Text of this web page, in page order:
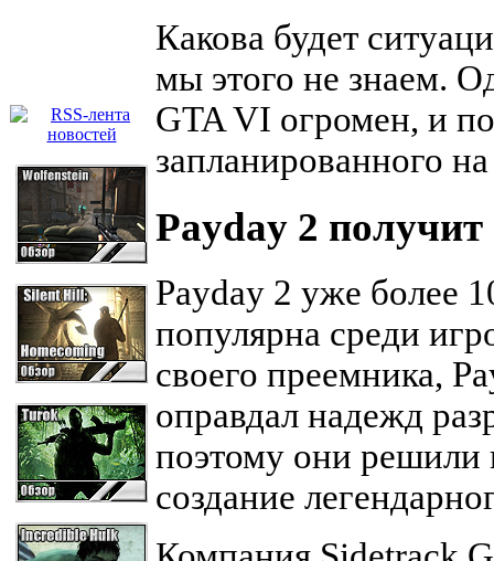
Какова будет
мы этого не знаем.
GTA VI огромен, и
запланированного
Payday 2
Payday 2 уже более
популярна среди
своего преемника,
оправдал надежд
поэтому они решили
создание